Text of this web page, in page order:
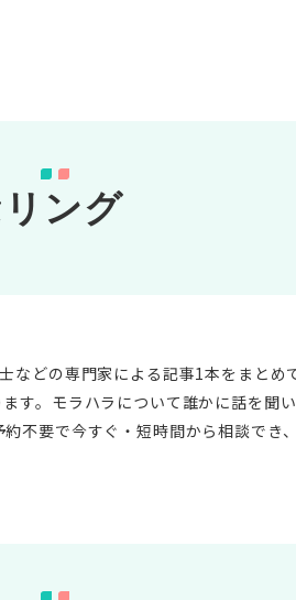
ング
どの専門家による記事1本をまと
す。モラハラについて誰かに話を聞
不要で今すぐ・短時間から相談でき